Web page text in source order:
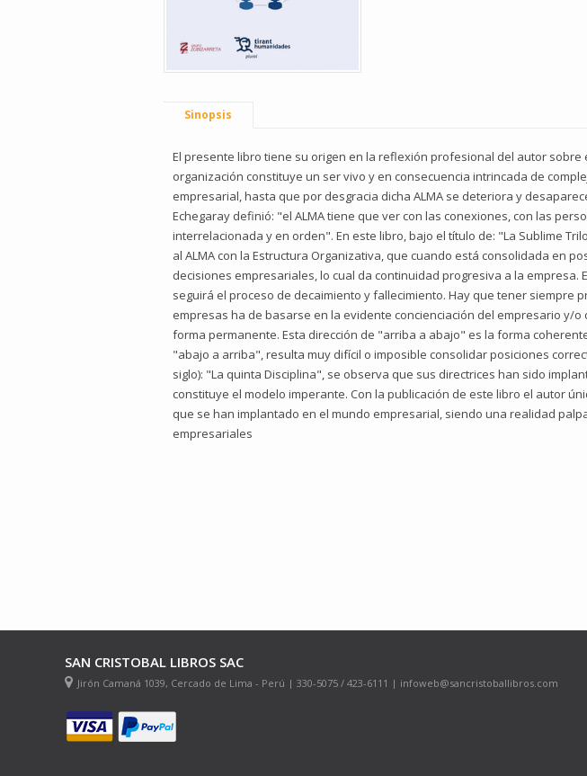
Sinopsis
El presente libro tiene su origen en la reflexión profesional del autor
organización constituye un ser vivo y en consecuencia intrincada de
empresarial, hasta que por desgracia dicha ALMA se deteriora y
Echegaray definió: "el ALMA tiene que ver con las conexiones, con las
interrelacionada y en orden". En este libro, bajo el título de: "La Sublime
al ALMA con la Estructura Organizativa, que cuando está consolidada en
decisiones empresariales, lo cual da continuidad progresiva a la empresa.
seguirá el proceso de decaimiento y fallecimiento. Hay que tener
empresas ha de basarse en la evidente concienciación del empresario y/
forma permanente. Esta dirección de "arriba a abajo" es la forma
"abajo a arriba", resulta muy difícil o imposible consolidar posiciones
siglo): "La quinta Disciplina", se observa que sus directrices han sido
constituye el modelo imperante. Con la publicación de este libro el autor
que se han implantado en el mundo empresarial, siendo una realidad
empresariales
SAN CRISTOBAL LIBROS SAC
Jirón Camaná 1039, Cercado de Lima - Perú | 330-5075 / 423-6111 | infoweb@sancristoballibros.com